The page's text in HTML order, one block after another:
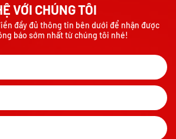
VỚI CHÚNG TÔI
đầy đủ thông tin bên dưới để nhận được
báo sớm nhất từ chúng tôi nhé!